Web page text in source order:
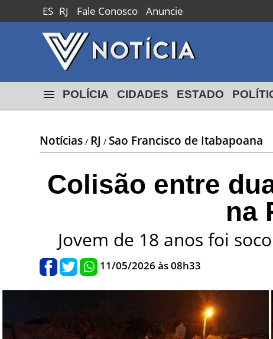
ES RJ Fale Conosco Anuncie
Macaé
24º
max
18º
min
POLÍCIA CIDADES ESTADO
Notícias / RJ / Sao Francisco de Itabapoana
Colisão entre
na
Jovem de 18 anos foi
11/05/2026 às 08h33